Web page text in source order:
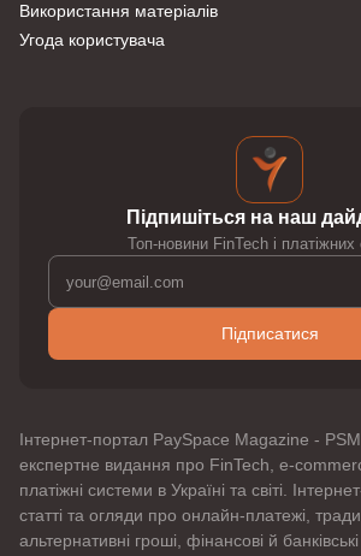
Використання матеріалів
Угода користувача
Підпишіться на наш
Топ-новини FinTech і платіжних
Підписатися
Інтернет-портал PaySpace Magazine -
експертне видання про FinTech, e-
платіжні системи в Україні та світі.
статті та огляди про онлайн-платежі,
альтернативні гроші, фінансові й банківські